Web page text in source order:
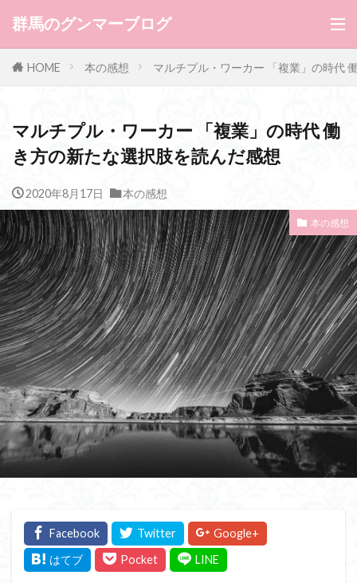
群馬のグンマーブログ
HOME 本の感想 マルチプル・ワーカー 「複業」の時代
マルチプル・ワーカー 「複業」の時代 働
き方の新たな選択肢を読んだ感想
2020年8月17日 本の感想
本の感想